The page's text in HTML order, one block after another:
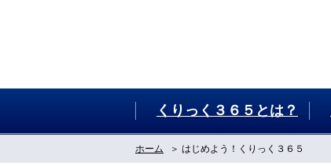
くりっく３６５とは？
ホーム はじめよう！くりっく３６５